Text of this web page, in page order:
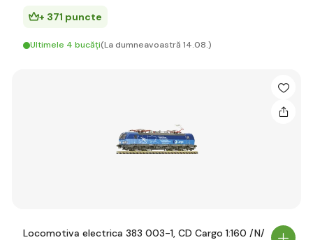
+ 371 puncte
Ultimele 4 bucăți(La dumneavoastră 14.08.)
Locomotiva electrica 383 003-1, CD Cargo 1:160 /N/